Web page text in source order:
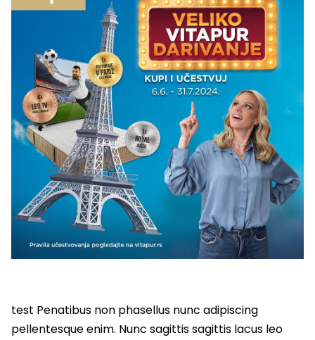
test Penatibus non phasellus nunc adipiscing
pellentesque enim. Nunc sagittis sagittis lacus leo